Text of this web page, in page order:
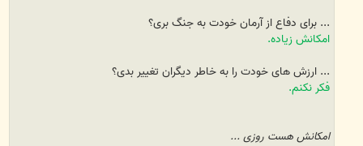
... برای دفاع از آرمان خودت به جنگ بری؟
امکانش زیاده.
... ارزش های خودت را به خاطر دیگران تغییر بدی؟
فکر نکنم.
امکانش هست روزی ...